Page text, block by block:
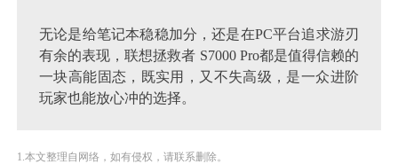
无论是给笔记本稳稳加分，还是在PC平台追求游刃
有余的表现，联想拯救者 S7000 Pro都是值得信赖的
一块高能固态，既实用，又不失高级，是一众进阶
玩家也能放心冲的选择。
1.本文整理自网络，如有侵权，请联系删除。